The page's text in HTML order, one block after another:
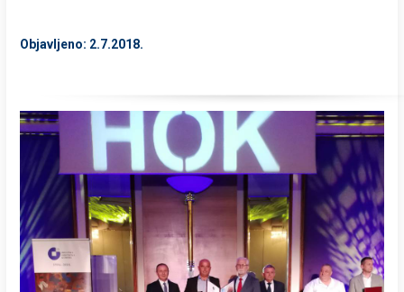
Objavljeno: 2.7.2018.